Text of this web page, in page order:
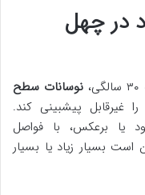
در چهل
نوسانات سطح
غیرقابل پیشبینی کند.
یا برعکس، با فواصل
بسیار زیاد یا بسیار